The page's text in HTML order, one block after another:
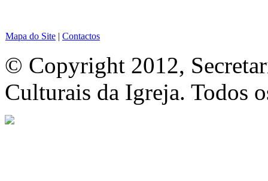
Mapa do Site | Contactos
© Copyright 2012,
Culturais da Igreja. Todos